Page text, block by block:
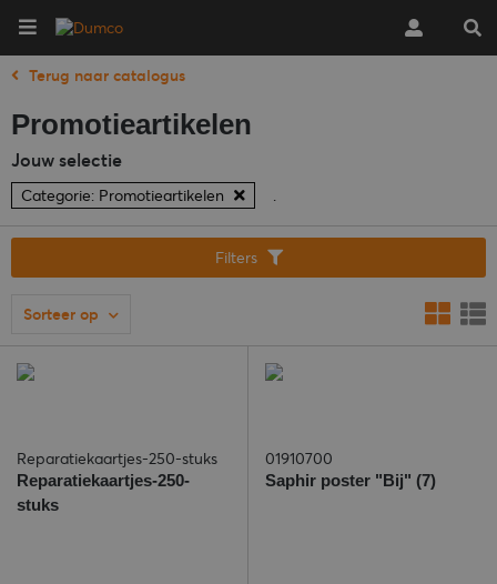
Terug naar catalogus
Promotieartikelen
Jouw selectie
Categorie: Promotieartikelen .
Filters
Sorteer op
Reparatiekaartjes-250-stuks
Reparatiekaartjes-250-
stuks
01910700
Saphir poster "Bij" (7)